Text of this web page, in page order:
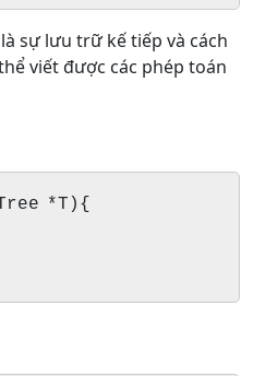
sự lưu trữ kế tiếp và cách
viết được các phép toán
*T){